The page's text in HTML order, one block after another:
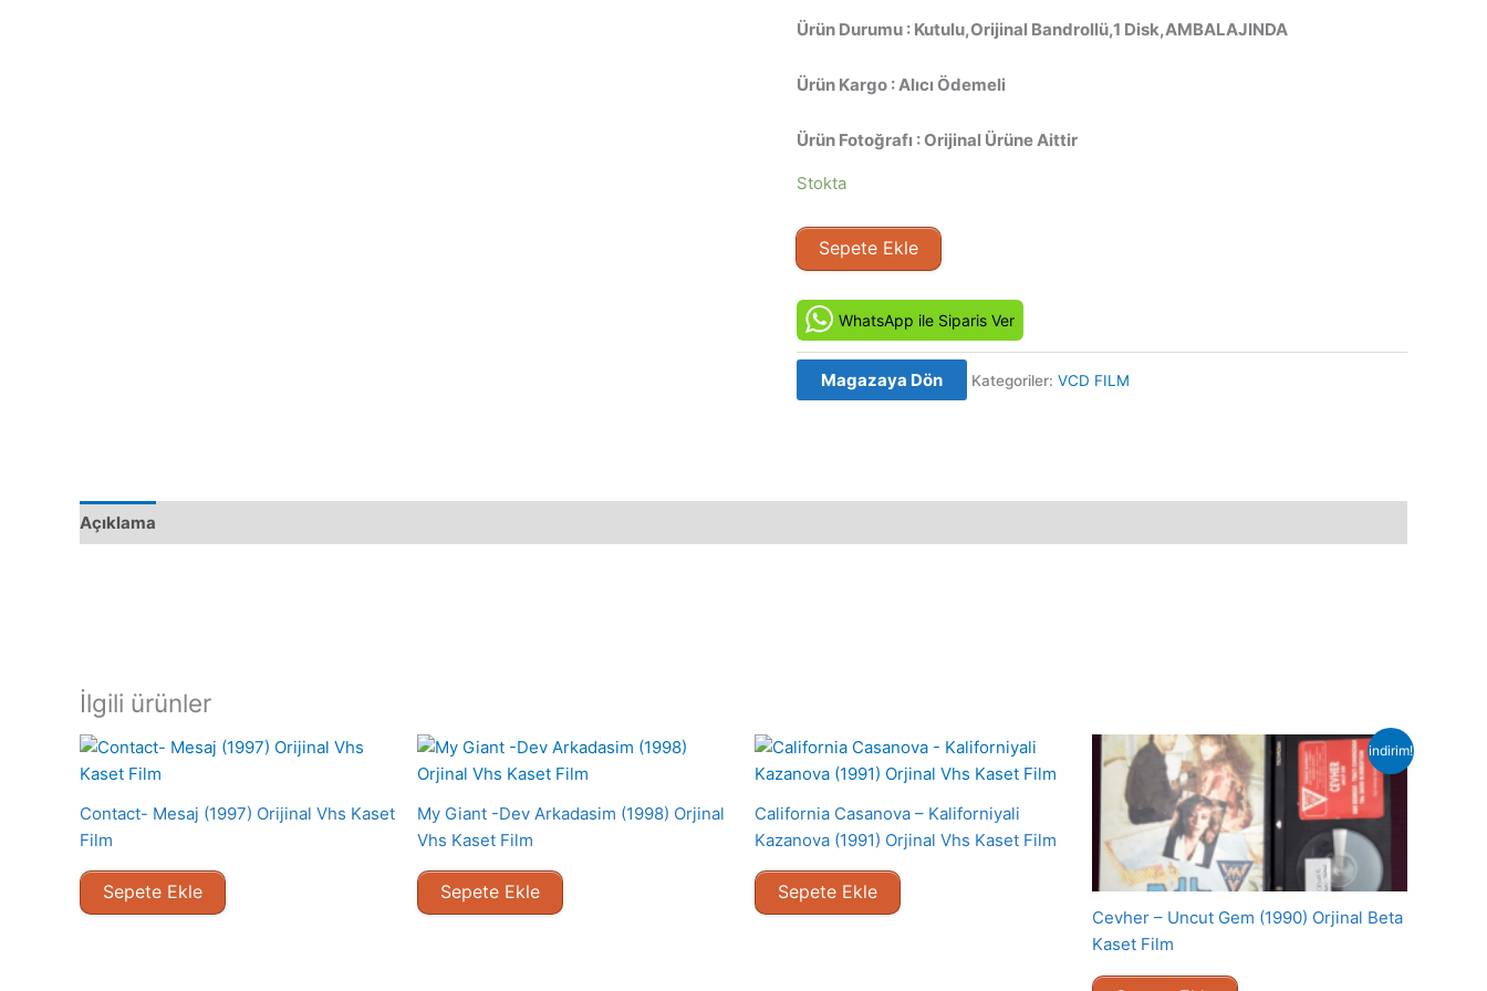
Ürün Durumu : Kutulu,Orijinal Bandrollü,1 Disk,AMBALAJINDA
Ürün Kargo : Alıcı Ödemeli
Ürün Fotoğrafı : Orijinal Ürüne Aittir
Stokta
Süper
İnsan
Kendine
İyileşme
Orijinal
VCD
Sepete Ekle
WhatsApp ile Siparis Ver
Magazaya Dön Kategoriler: VCD FILM
Açıklama
İlgili ürünler
Contact- Mesaj (1997) Orijinal Vhs Kaset
Film
Sepete Ekle
My Giant -Dev Arkadasim (1998) Orjinal
Vhs Kaset Film
Sepete Ekle
California Casanova – Kaliforniyali
Kazanova (1991) Orjinal Vhs Kaset Film
Sepete Ekle
indirim!
Cevher – Uncut Gem (1990) Orjinal Beta
Kaset Film